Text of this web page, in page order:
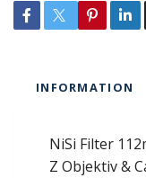
INFORMATION
NiSi Filter
Z Objektiv &